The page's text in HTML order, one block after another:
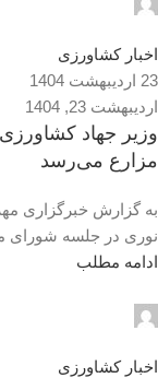
اخبار کشاورزی
23 اردیبهشت 1404
اردیبهشت 23, 1404
مزارع می‌رسد
به گزارش خبرگزاری
نوری در جلسه شورای
ادامه مطلب
اخبار کشاورزی